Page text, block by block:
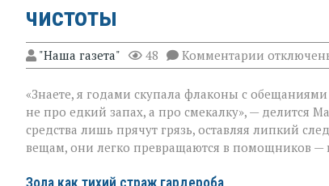
чистоты
"Наша газета" 48 Комментарии к
записи
бытовая
химия
бессильна:
хитрости
для
«Знаете, я годами скупала флаконы с
не про едкий запах, а про смекалку», — делится
средства лишь прячут грязь, оставляя липкий
вещам, они легко превращаются в помощников —
Зола как тихий страж гардероба